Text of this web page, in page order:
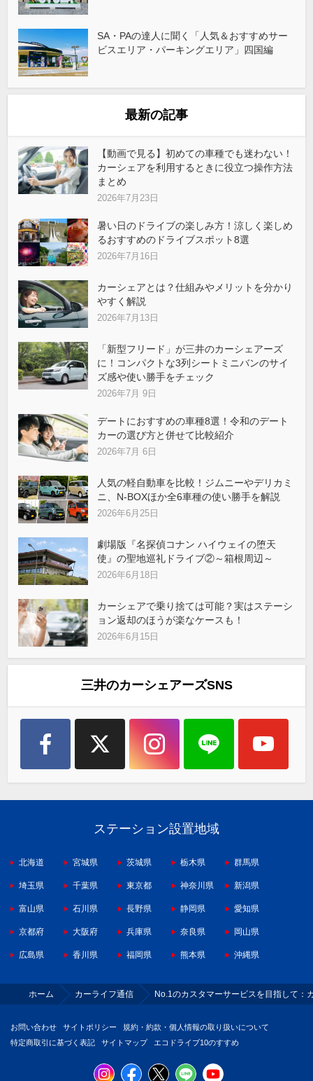
SA・PAの達人に聞く「人気＆おすすめサー
ビスエリア・パーキングエリア」四国編
最新の記事
【動画で見る】初めての車種でも迷わない！
カーシェアを利用するときに役立つ操作方法
まとめ
2026年7月23日
暑い日のドライブの楽しみ方！涼しく楽しめ
るおすすめのドライブスポット8選
2026年7月16日
カーシェアとは？仕組みやメリットを分かり
やすく解説
2026年7月13日
「新型フリード」が三井のカーシェアーズ
に！コンパクトな3列シートミニバンのサイ
ズ感や使い勝手をチェック
2026年7月 9日
デートにおすすめの車種8選！令和のデート
カーの選び方と併せて比較紹介
2026年7月 6日
人気の軽自動車を比較！ジムニーやデリカミ
ニ、N-BOXほか全6車種の使い勝手を解説
2026年6月25日
劇場版『名探偵コナン ハイウェイの堕天
使』の聖地巡礼ドライブ②～箱根周辺～
2026年6月18日
カーシェアで乗り捨ては可能？実はステーシ
ョン返却のほうが楽なケースも！
2026年6月15日
三井のカーシェアーズSNS
ステーション設置地域
北海道 宮城県 茨城県 栃木県 群馬県
埼玉県 千葉県 東京都 神奈川県 新潟県
富山県 石川県 長野県 静岡県 愛知県
京都府 大阪府 兵庫県 奈良県 岡山県
広島県 香川県 福岡県 熊本県 沖縄県
ホーム カーライフ通信 No.1のカスタマーサービスを目指して：
お問い合わせ サイトポリシー
規約・約款・個人情報の取り扱いについて
特定商取引に基づく表記
サイトマップ エコドライブ10のすすめ